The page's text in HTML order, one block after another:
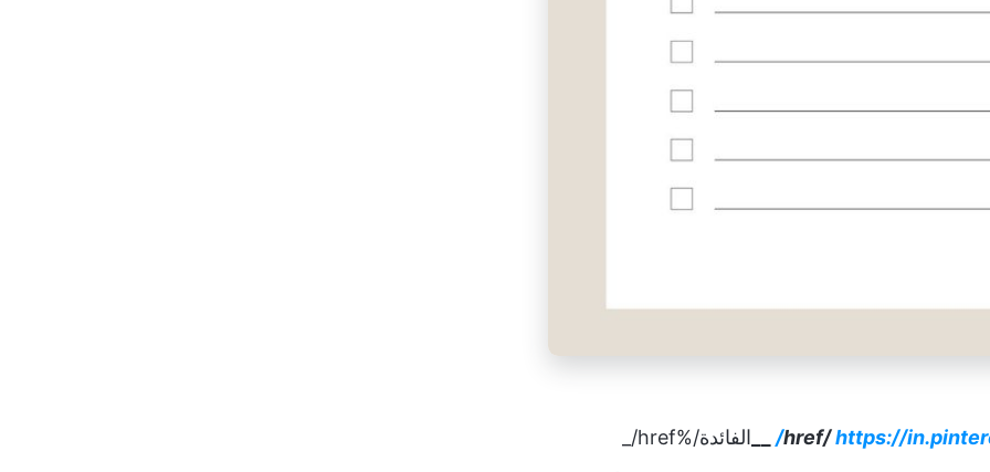
https:// الفائدة/%href/_